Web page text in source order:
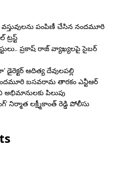
పంపిణీ చేసిన నందమూరి
ప్రకాష్ రాజ్ వ్యాఖ్యలపై సైబర్
ఆదిత్య దేవులపల్లి
బసవరామ తారకం ఎన్టీఆర్
పిలుపు
నిర్మాత లక్ష్మీకాంత్ రెడ్డి పోలీసు